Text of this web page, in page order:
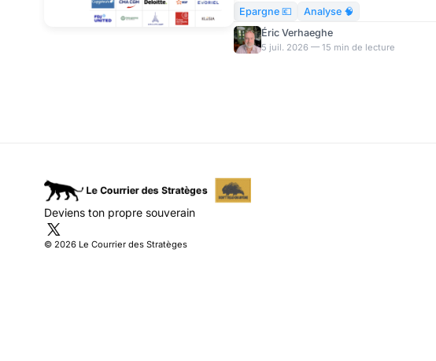
Epargne 💶
Analyse 🧠
Éric Verhaeghe
5 juil. 2026 — 15 min de lecture
Deviens ton propre souverain
© 2026 Le Courrier des Stratèges